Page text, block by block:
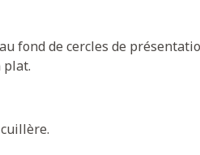
fond de cercles de
plat.